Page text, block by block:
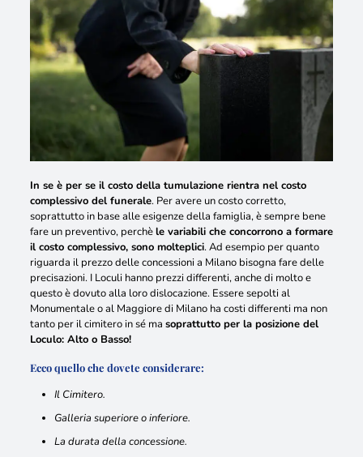
In se è per se il costo della tumulazione rientra nel costo
complessivo del funerale. Per avere un costo corretto,
soprattutto in base alle esigenze della famiglia, è sempre bene
fare un preventivo, perchèle variabili che concorrono a formare
il costo complessivo, sono molteplici. Ad esempio per quanto
riguarda il prezzo delle concessioni a Milano bisogna fare delle
precisazioni. I Loculi hanno prezzi differenti, anche di molto e
questo è dovuto alla loro dislocazione. Essere sepolti al
Monumentale o al Maggiore di Milano ha costi differenti ma non
tanto per il cimitero in sé ma soprattutto per la posizione del
Loculo: Alto o Basso!
Ecco quello che dovete considerare:
Il Cimitero.
Galleria superiore o inferiore.
La durata della concessione.